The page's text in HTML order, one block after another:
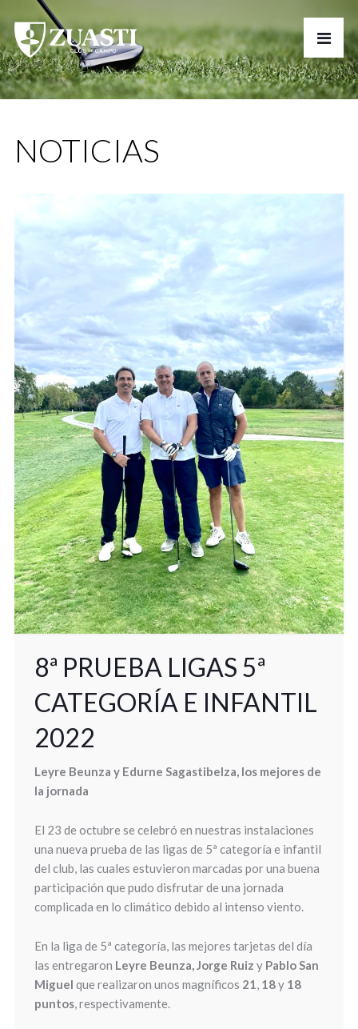
NOTICIAS
8ª PRUEBA LIGAS 5ª
CATEGORÍA E INFANTIL
2022
Leyre Beunza y Edurne Sagastibelza, los mejores de
la jornada
El 23 de octubre se celebró en nuestras instalaciones
una nueva prueba de las ligas de 5ª categoría e infantil
del club, las cuales estuvieron marcadas por una buena
participación que pudo disfrutar de una jornada
complicada en lo climático debido al intenso viento.
En la liga de 5ª categoría, las mejores tarjetas del día
las entregaron Leyre Beunza, Jorge Ruiz y Pablo San
Miguel que realizaron unos magníficos 21 18y 18
puntos, respectivamente.